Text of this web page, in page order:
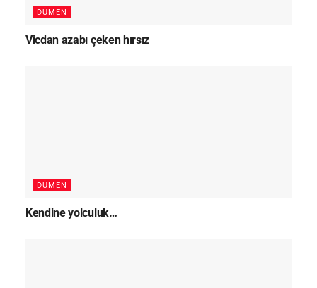
DÜMEN
Vicdan azabı çeken hırsız
DÜMEN
Kendine yolculuk…